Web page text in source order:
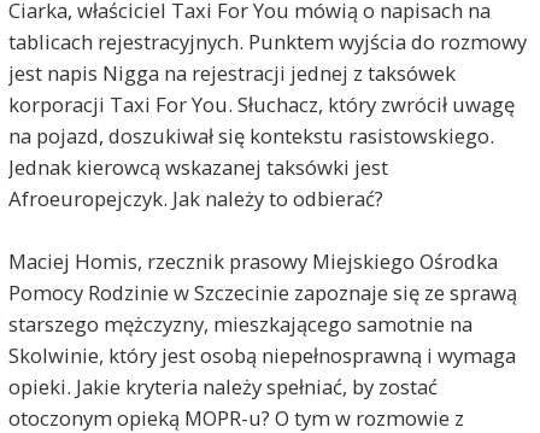
Ciarka, właściciel Taxi For You mówią o napisach na
tablicach rejestracyjnych. Punktem wyjścia do rozmowy
jest napis Nigga na rejestracji jednej z taksówek
korporacji Taxi For You. Słuchacz, który zwrócił uwagę
na pojazd, doszukiwał się kontekstu rasistowskiego.
Jednak kierowcą wskazanej taksówki jest
Afroeuropejczyk. Jak należy to odbierać?
Maciej Homis, rzecznik prasowy Miejskiego Ośrodka
Pomocy Rodzinie w Szczecinie zapoznaje się ze sprawą
starszego mężczyzny, mieszkającego samotnie na
Skolwinie, który jest osobą niepełnosprawną i wymaga
opieki. Jakie kryteria należy spełniać, by zostać
otoczonym opieką MOPR-u? O tym w rozmowie z